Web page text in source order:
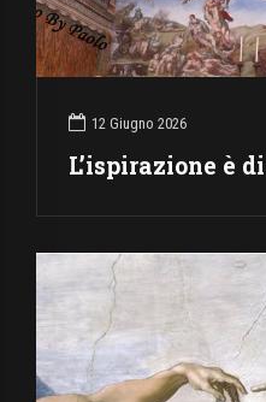
12 Giugno 2026
L’ispirazione è